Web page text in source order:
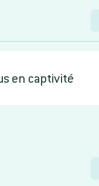
en captivité